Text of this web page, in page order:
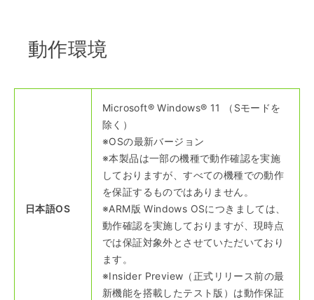
動作環境
日本語OS
Microsoft® Windows® 11 （Sモードを
除く）
※OSの最新バージョン
※本製品は一部の機種で動作確認を実施
しておりますが、すべての機種での動作
を保証するものではありません。
※ARM版 Windows OSにつきましては、
動作確認を実施しておりますが、現時点
では保証対象外とさせていただいており
ます。
※Insider Preview（正式リリース前の最
新機能を搭載したテスト版）は動作保証